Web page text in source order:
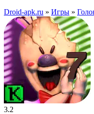
Droid-apk.ru » Игры »
3.2